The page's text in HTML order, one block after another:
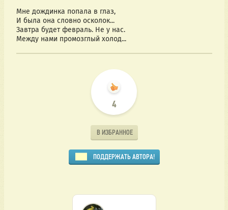
Мне дождинка попала в глаз,
И была она словно осколок...
Завтра будет февраль. Не у нас.
Между нами промозглый холод...
4
В ИЗБРАННОЕ
ПОДДЕРЖАТЬ АВТОРА!